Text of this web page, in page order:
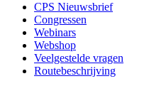
CPS Nieuwsbrief
Congressen
Webinars
Webshop
Veelgestelde vragen
Routebeschrijving